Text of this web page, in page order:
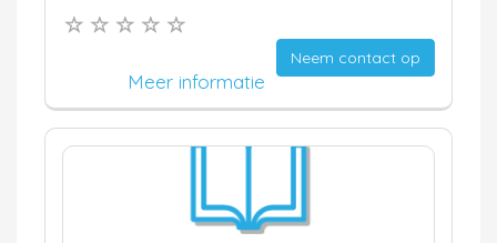
Neem contact op
Meer informatie